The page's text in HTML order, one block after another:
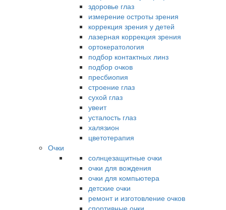
здоровье глаз
измерение остроты зрения
коррекция зрения у детей
лазерная коррекция зрения
ортокератология
подбор контактных линз
подбор очков
пресбиопия
строение глаз
сухой глаз
увеит
усталость глаз
халязион
цветотерапия
Очки
солнцезащитные очки
очки для вождения
очки для компьютера
детские очки
ремонт и изготовление очков